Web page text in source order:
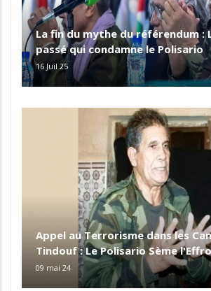
La fin du mythe du référendum :
passé qui condamne le Polisario
16 Juil 25
Appel au Terrorisme dans les
Tindouf : Le Polisario Sème
09 mai 24